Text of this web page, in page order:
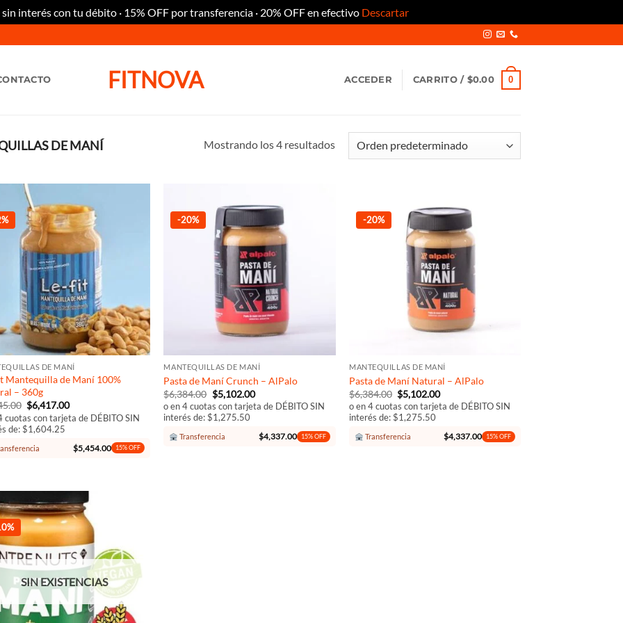
interés con tu débito · 15% OFF por transferencia · 20% OFF en efectivo Descartar
FITNOVA ACCEDER CARRITO / $0.00 0
DE MANÍ Mostrando los 4 resultados
DE MANÍ
Mantequilla de Maní 100%
– 360g
El
precio
original
era:
$6,545.00.
$6,417.00El
precio
actual
$6,417.00.
cuotas con tarjeta de DÉBITO SIN
de: $1,604.25
$5,454.00 15% OFF
-20%
MANTEQUILLAS DE MANÍ
Pasta de Maní Crunch – AlPalo
$6,384.00 El
precio
original
era:
$6,384.00.
$5,102.00El
precio
actual
$5,102.00.
o en 4 cuotas con tarjeta de DÉBITO SIN
interés de: $1,275.50
Transferencia $4,337.00 15% OFF
-20%
MANTEQUILLAS DE MANÍ
Pasta de Maní Natural – AlPalo
$6,384.00 El
precio
original
era:
$6,384.00.
$5,102.00El
precio
actual
$5,102.00.
o en 4 cuotas con tarjeta de DÉBITO SIN
interés de: $1,275.50
Transferencia $4,337.00 15% OFF
lista de
deseos
SIN EXISTENCIAS